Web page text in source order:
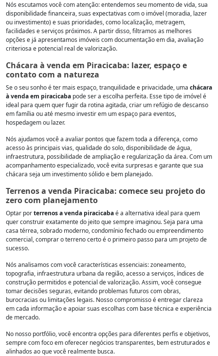
Nós escutamos você com atenção: entendemos seu momento de vida, sua
disponibilidade financeira, suas expectativas com o imóvel (moradia, lazer
ou investimento) e suas prioridades, como localização, metragem,
facilidades e serviços próximos. A partir disso, filtramos as melhores
opções e já apresentamos imóveis com documentação em dia, avaliação
criteriosa e potencial real de valorização.
Chácara à venda em Piracicaba: lazer, espaço e
contato com a natureza
Se o seu sonho é ter mais espaço, tranquilidade e privacidade, uma chácara
à venda em piracicaba pode ser a escolha perfeita. Esse tipo de imóvel é
ideal para quem quer fugir da rotina agitada, criar um refúgio de descanso
em família ou até mesmo investir em um espaço para eventos,
hospedagem ou lazer.
Nós ajudamos você a avaliar pontos que fazem toda a diferença, como
acesso às principais vias, qualidade do solo, disponibilidade de água,
infraestrutura, possibilidade de ampliação e regularização da área. Com um
acompanhamento especializado, você evita surpresas e garante que sua
chácara seja um investimento sólido e bem planejado.
Terrenos a venda Piracicaba: comece seu projeto do
zero com planejamento
Optar porterrenos a venda piracicabaé a alternativa ideal para quem
quer construir exatamente do jeito que sempre imaginou. Seja para uma
casa térrea, sobrado moderno, condomínio fechado ou empreendimento
comercial, comprar o terreno certo é o primeiro passo para um projeto de
sucesso.
Nós analisamos com você características essenciais: zoneamento,
topografia, infraestrutura urbana da região, acesso a serviços, índices de
construção permitidos e potencial de valorização. Assim, você consegue
tomar decisões seguras, evitando problemas futuros com obras,
burocracias ou limitações legais. Nosso compromisso é entregar clareza
em cada informação e apoiar suas escolhas com base técnica e experiência
de mercado.
No nosso portfólio, você encontra opções para diferentes perfis e objetivos,
sempre com foco em oferecer negócios transparentes, bem estruturados e
alinhados ao que você realmente busca.